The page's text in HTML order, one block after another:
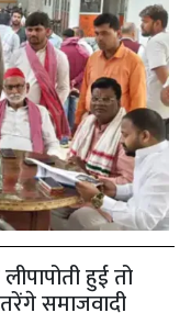
हुई तो
समाजवादी